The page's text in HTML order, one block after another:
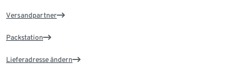
Versandpartner
Packstation
Lieferadresse ändern